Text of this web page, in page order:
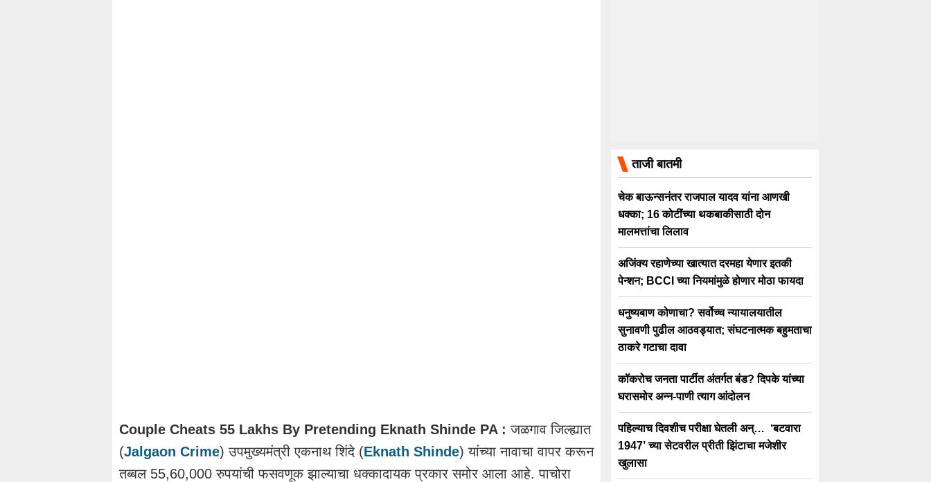
Couple Cheats 55 Lakhs By Pretending Eknath Shinde PA : जळगाव जिल्ह्यात
(Jalgaon Crime) उपमुख्यमंत्री एकनाथ शिंदे (Eknath Shinde) यांच्या नावाचा वापर करून
तब्बल 55,60,000 रुपयांची फसवणूक झाल्याचा धक्कादायक प्रकार समोर आला आहे. पाचोरा
ताजी बातमी
चेक बाऊन्सनंतर राजपाल यादव यांना आणखी
धक्का; 16 कोटींच्या थकबाकीसाठी दोन
मालमत्तांचा लिलाव
अजिंक्य रहाणेच्या खात्यात दरमहा येणार इतकी
पेन्शन; BCCI च्या नियमांमुळे होणार मोठा फायदा
धनुष्यबाण कोणाचा? सर्वोच्च न्यायालयातील
सुनावणी पुढील आठवड्यात; संघटनात्मक बहुमताचा
ठाकरे गटाचा दावा
कॉकरोच जनता पार्टीत अंतर्गत बंड? दिपके यांच्या
घरासमोर अन्न-पाणी त्याग आंदोलन
पहिल्याच दिवशीच परीक्षा घेतली अन्… ‘बटवारा
1947’ च्या सेटवरील प्रीती झिंटाचा मजेशीर
खुलासा